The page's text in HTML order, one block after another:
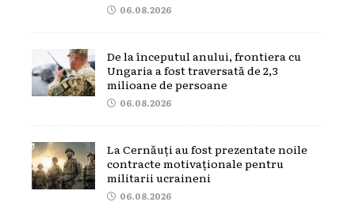
06.08.2026
De la începutul anului, frontiera cu
Ungaria a fost traversată de 2,3
milioane de persoane
06.08.2026
La Cernăuți au fost prezentate noile
contracte motivaționale pentru
militarii ucraineni
06.08.2026